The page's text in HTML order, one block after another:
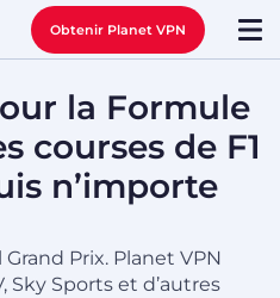
Obtenir Planet VPN
la Formule
courses de F1
n’importe
Prix. Planet VPN
Sky Sports et d’autres